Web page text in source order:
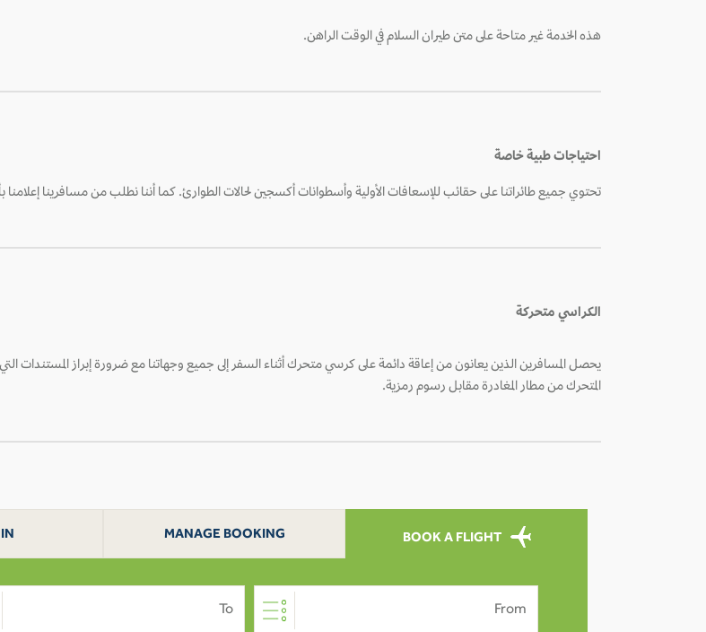
هذه الخدمة غير متاحة على متن طيران السلام في الوقت الراهن.
احتياجات طبية خاصة
تحتوي جميع طائراتنا على حقائب للإسعافات الأولية وأسطوانات أكسجين لحالات الطوارئ. كما أننا نطلب من مسافرينا إعلامنا
الكراسي متحركة
يحصل المسافرين الذين يعانون من إعاقة دائمة على كرسي متحرك أثناء السفر إلى جميع وجهاتنا مع ضرورة إبراز
المتحرك من مطار المغادرة مقابل رسوم رمزية.
BOOK A FLIGHT
MANAGE BOOKING
From
To